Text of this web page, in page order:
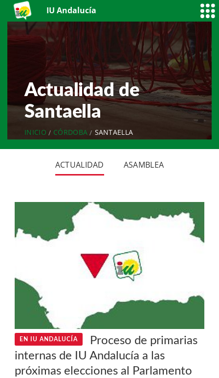
IU Andalucía
Actualidad de
Santaella
INICIO CÓRDOBA SANTAELLA
ACTUALIDAD ASAMBLEA
EN IU ANDALUCÍA
Proceso de primarias
internas de IU Andalucía a las
próximas elecciones al Parlamento